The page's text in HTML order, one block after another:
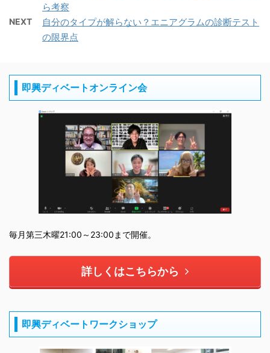
ら考察
NEXT
自分のタイプが解らない？エニアグラムの診断テスト
の限界点
即興ディベートオンライン会
毎月第三木曜21:00～23:00まで開催。
詳しくはこちらから
即興ディベートワークショップ